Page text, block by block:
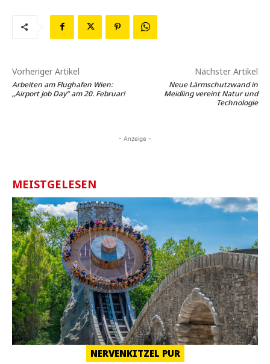
Vorheriger Artikel
Arbeiten am Flughafen Wien:
„Airport Job Day“ am 20. Februar!
Nächster Artikel
Neue Lärmschutzwand in
Meidling vereint Natur und
Technologie
- Anzeige -
MEISTGELESEN
NERVENKITZEL PUR